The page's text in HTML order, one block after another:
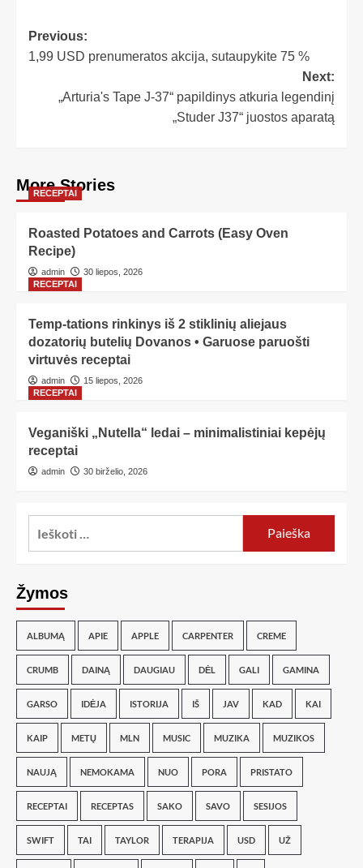
Previous:
1,99 USD prenumeratos akcija, sutaupykite 75 %
Next:
„Arturia's Tape J-37“ papildinys atkuria legendinį
„Studer J37“ juostos aparatą
More Stories
RECEPTAI
Roasted Potatoes and Carrots (Easy Oven
Recipe)
admin
30 liepos, 2026
RECEPTAI
Temp-tations rinkinys iš 2 stiklinių aliejaus
dozatorių butelių Dovanos • Garuose paruošti
virtuvės receptai
admin
15 liepos, 2026
RECEPTAI
Veganiški „Nutella“ ledai – minimalistiniai kepėjų
receptai
admin 30 birželio, 2026
Žymos
ALBUMĄ APIE APPLE CARPENTER CREME
CRUMB DAINĄ DAUGIAU DĖL GALI GAMINA
GARSO IDĖJA ISTORIJA IŠ JAV KAD KAI
KAIP METŲ MLN MUSIC MUZIKA MUZIKOS
NAUJĄ NEMOKAMA NUO PORA PRISTATO
RECEPTAI RECEPTAS SAKO SAVO SESIJOS
SWIFT TAI TAYLOR TERAPIJA USD UŽ